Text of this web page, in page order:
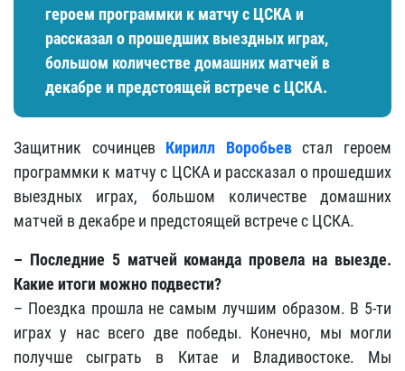
героем программки к матчу с ЦСКА и
рассказал о прошедших выездных играх,
большом количестве домашних матчей в
декабре и предстоящей встрече с ЦСКА.
Защитник сочинцев Кирилл Воробьевстал героем
программки к матчу с ЦСКА и рассказал о прошедших
выездных играх, большом количестве домашних
матчей в декабре и предстоящей встрече с ЦСКА.
– Последние 5 матчей команда провела на выезде.
Какие итоги можно подвести?
– Поездка прошла не самым лучшим образом. В 5-ти
играх у нас всего две победы. Конечно, мы могли
получше сыграть в Китае и Владивостоке. Мы